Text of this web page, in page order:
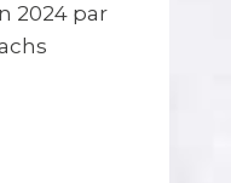
2024 par